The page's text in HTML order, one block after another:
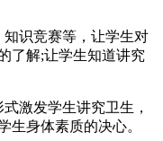
识竞赛等，让学生对
了解;让学生知道讲究
激发学生讲究卫生，
生身体素质的决心。